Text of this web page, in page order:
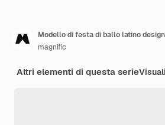
Modello di festa di ballo latino
magnific
Altri elementi di questa serie